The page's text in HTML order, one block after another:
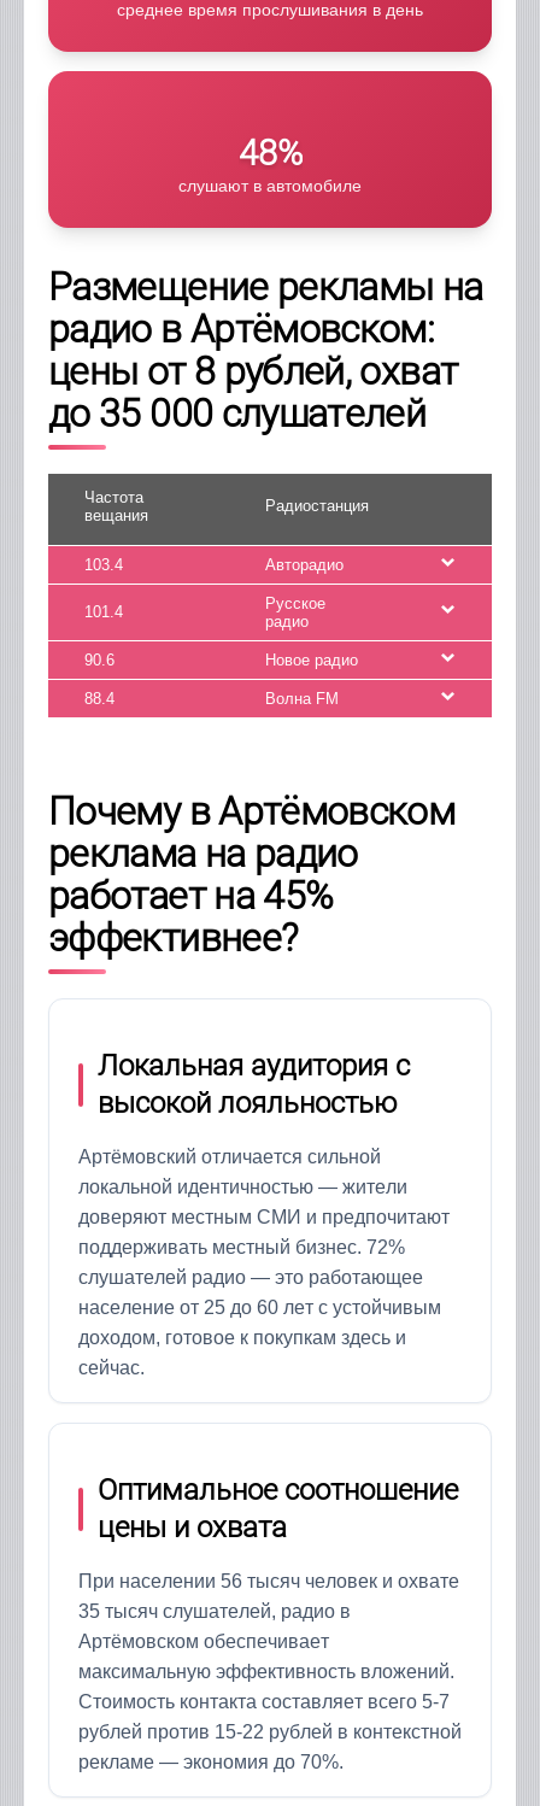
среднее время прослушивания в день
48%
слушают в автомобиле
Размещение рекламы на
радио в Артёмовском:
цены от 8 рублей, охват
до 35 000 слушателей
Почему в Артёмовском
реклама на радио
работает на 45%
эффективнее?
Локальная аудитория с
высокой лояльностью
Артёмовский отличается сильной
локальной идентичностью — жители
доверяют местным СМИ и предпочитают
поддерживать местный бизнес. 72%
слушателей радио — это работающее
население от 25 до 60 лет с устойчивым
доходом, готовое к покупкам здесь и
сейчас.
Оптимальное соотношение
цены и охвата
При населении 56 тысяч человек и охвате
35 тысяч слушателей, радио в
Артёмовском обеспечивает
максимальную эффективность вложений.
Стоимость контакта составляет всего 5-7
рублей против 15-22 рублей в контекстной
рекламе — экономия до 70%.